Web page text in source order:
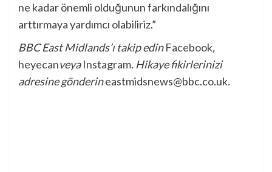
ne kadar önemli olduğunun farkındalığını
arttırmaya yardımcı olabiliriz.”
BBC East Midlands’ı takip edinFacebook,
heyecanveyaInstagram. Hikaye fikirlerinizi
adresine gönderineastmidsnews@bbc.co.uk.